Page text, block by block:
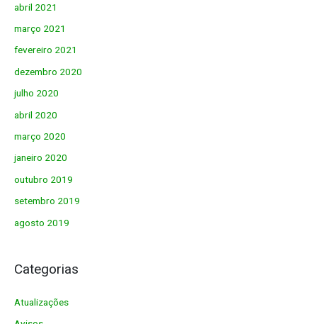
abril 2021
março 2021
fevereiro 2021
dezembro 2020
julho 2020
abril 2020
março 2020
janeiro 2020
outubro 2019
setembro 2019
agosto 2019
Categorias
Atualizações